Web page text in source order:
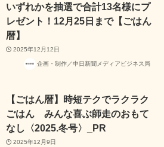
いずれかを抽選で合計13名様にプ
レゼント！12月25日まで【ごはん
暦】
2025年12月12日
企画・制作／中日新聞メディアビジネス局
【ごはん暦】時短テクでラクラク
ごはん みんな喜ぶ師走のおもて
なし〈2025.冬号〉_PR
2025年12月9日